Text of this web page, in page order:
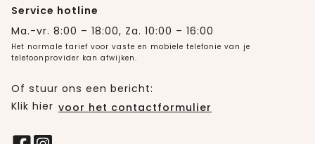
Service hotline
Ma.-vr. 8:00 – 18:00, Za. 10:00 – 16:00
Het normale tarief voor vaste en mobiele telefonie van je
telefoonprovider kan afwijken.
Of stuur ons een bericht:
Klik hier voor het contactformulier